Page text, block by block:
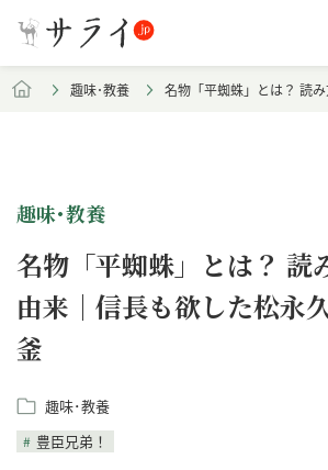
趣味･教養 名物「平蜘蛛」とは？ 読
趣味･教養
名物「平蜘蛛」とは？ 読
由来｜信長も欲した松永
釜
趣味･教養
豊臣兄弟！